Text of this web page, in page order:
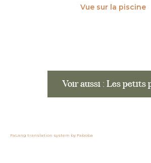
Vue sur la piscine
Voir aussi : Les petits
FaLang translation system by Faboba